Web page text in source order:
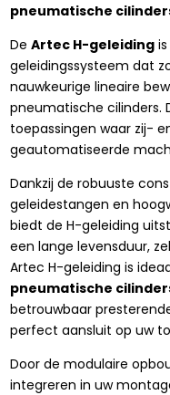
pneumatische
DeArtec H-geleiding
geleidingssysteem dat
nauwkeurige lineaire
pneumatische cilinders.
toepassingen waar zij-
geautomatiseerde
Dankzij de robuuste
geleidestangen en
biedt de H-geleiding
een lange levensduur,
Artec H-geleiding is
pneumatische
betrouwbaar
perfect aansluit op uw
Door de modulaire
integreren in uw